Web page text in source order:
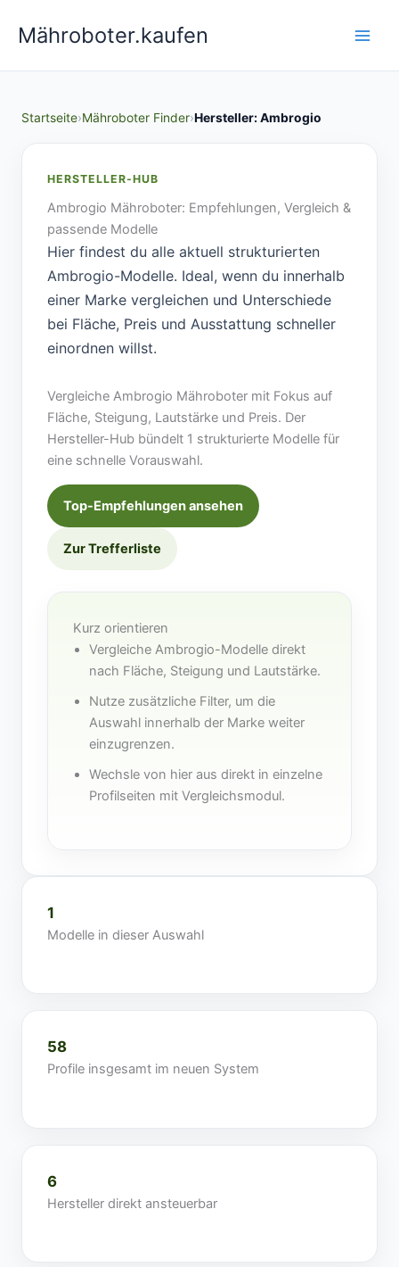
InhaltMähroboter.kaufen
Startseite Mähroboter Finder Hersteller: Ambrogio
HERSTELLER-HUB
Ambrogio Mähroboter: Empfehlungen, Vergleich &
passende Modelle
Hier findest du alle aktuell strukturierten
Ambrogio-Modelle. Ideal, wenn du innerhalb
einer Marke vergleichen und Unterschiede
bei Fläche, Preis und Ausstattung schneller
einordnen willst.
Vergleiche Ambrogio Mähroboter mit Fokus auf
Fläche, Steigung, Lautstärke und Preis. Der
Hersteller-Hub bündelt 1 strukturierte Modelle für
eine schnelle Vorauswahl.
Top-Empfehlungen ansehen
Zur Trefferliste
Kurz orientieren
Vergleiche Ambrogio-Modelle direkt
nach Fläche, Steigung und Lautstärke.
Nutze zusätzliche Filter, um die
Auswahl innerhalb der Marke weiter
einzugrenzen.
Wechsle von hier aus direkt in einzelne
Profilseiten mit Vergleichsmodul.
1
Modelle in dieser Auswahl
58
Profile insgesamt im neuen System
6
Hersteller direkt ansteuerbar